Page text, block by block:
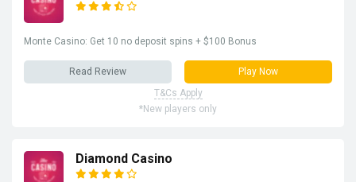
Monte Casino: Get 10 no deposit spins + $100 Bonus
Read Review
Play Now
T&Cs Apply
*New players only
Diamond Casino